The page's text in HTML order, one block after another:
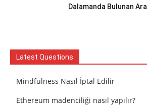
Dalamanda Bulunan
Latest Questions
Mindfulness Nasıl İptal Edilir
Ethereum madenciliği nasıl yapılır?